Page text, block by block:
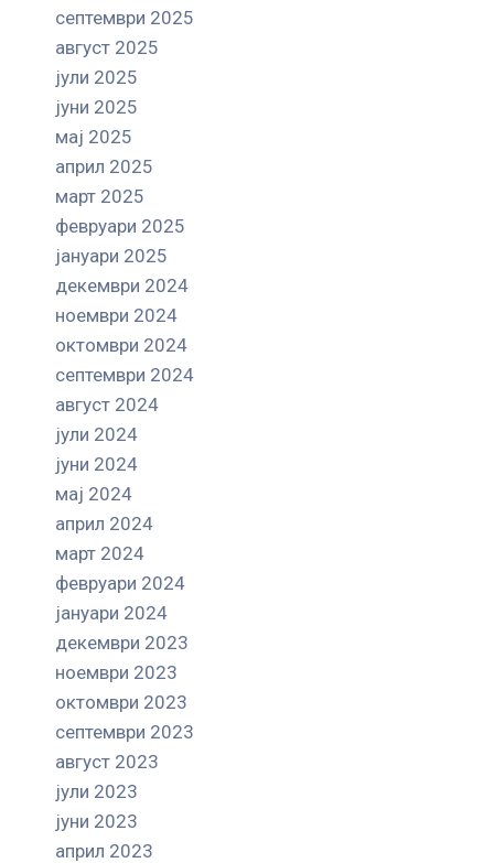
септември 2025
август 2025
јули 2025
јуни 2025
мај 2025
април 2025
март 2025
февруари 2025
јануари 2025
декември 2024
ноември 2024
октомври 2024
септември 2024
август 2024
јули 2024
јуни 2024
мај 2024
април 2024
март 2024
февруари 2024
јануари 2024
декември 2023
ноември 2023
октомври 2023
септември 2023
август 2023
јули 2023
јуни 2023
април 2023